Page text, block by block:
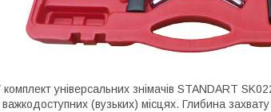
комплект універсальних знімачів STANDART
важкодоступних (вузьких) місцях. Глибина